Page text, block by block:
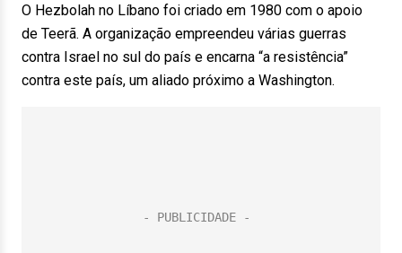
O Hezbolah no Líbano foi criado em 1980 com o apoio
de Teerã. A organização empreendeu várias guerras
contra Israel no sul do país e encarna “a resistência”
contra este país, um aliado próximo a Washington.